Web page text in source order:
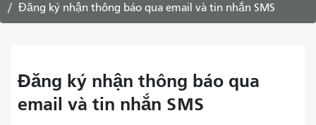
Đăng ký nhận thông báo qua email và tin nhắn SMS
Đăng ký nhận thông báo qua
email và tin nhắn SMS